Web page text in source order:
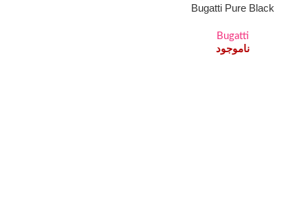
Bugatti Pure Black
Bugatti
ناموجود